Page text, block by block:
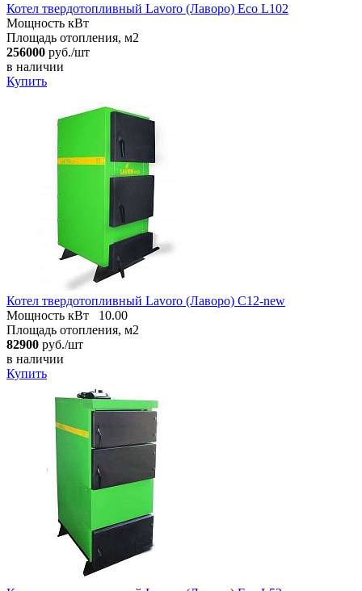
Котел твердотопливный Lavoro (Лаворо) Eco L102
Мощность кВт
Площадь отопления, м2
256000 руб./шт
в наличии
Купить
Котел твердотопливный Lavoro (Лаворо) C12-new
Мощность кВт
10.00
Площадь отопления, м2
82900 руб./шт
в наличии
Купить